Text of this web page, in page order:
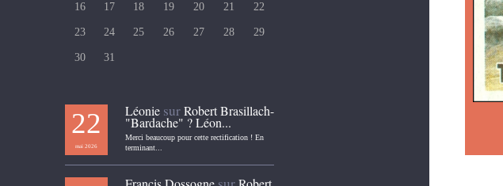
16 17 18 19 20 21 22
23 24 25 26 27 28 29
30 31
22
mai 2026
LéoniesurRobert Brasillach-
"Bardache" ? Léon...
Merci beaucoup pour cette rectification ! En
terminant...